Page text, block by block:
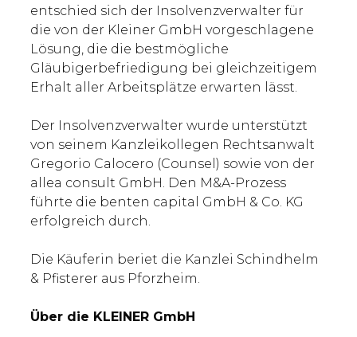
entschied sich der Insolvenzverwalter für
die von der Kleiner GmbH vorgeschlagene
Lösung, die die bestmögliche
Gläubigerbefriedigung bei gleichzeitigem
Erhalt aller Arbeitsplätze erwarten lässt.
Der Insolvenzverwalter wurde unterstützt
von seinem Kanzleikollegen Rechtsanwalt
Gregorio Calocero (Counsel) sowie von der
allea consult GmbH. Den M&A-Prozess
führte die benten capital GmbH & Co. KG
erfolgreich durch.
Die Käuferin beriet die Kanzlei Schindhelm
& Pfisterer aus Pforzheim.
Über die KLEINER GmbH